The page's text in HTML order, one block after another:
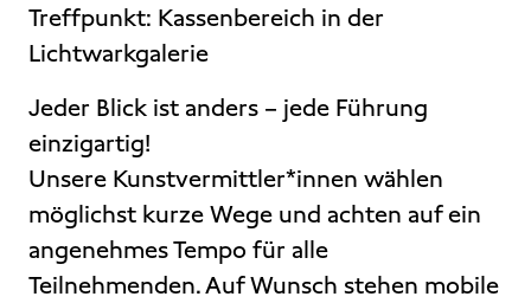
Treffpunkt: Kassenbereich in der
Lichtwarkgalerie
Jeder Blick ist anders – jede Führung
einzigartig!
Unsere Kunstvermittler*innen wählen
möglichst kurze Wege und achten auf ein
angenehmes Tempo für alle
Teilnehmenden. Auf Wunsch stehen mobile